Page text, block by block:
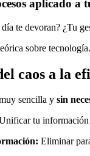
aplicado a
te devoran? ¿Tu
sobre
caos a la
sencilla y sin
tu información
Eliminar